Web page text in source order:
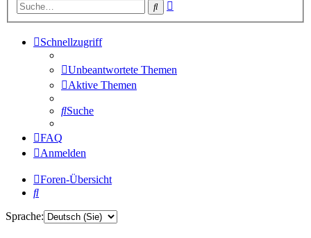
Suche
Schnellzugriff
Unbeantwortete Themen
Aktive Themen
Suche
FAQ
Anmelden
Foren-Übersicht
Suche
Sprache: